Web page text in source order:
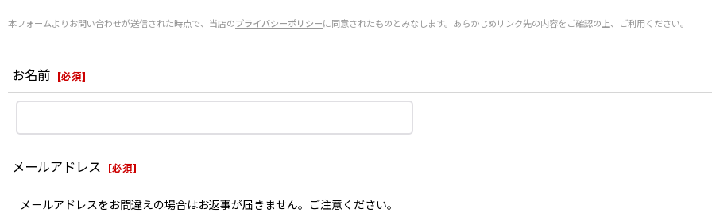
本フォームよりお問い合わせが送信された時点で、当店のプライバシーポリシーに同意されたものとみなします。あらかじめリンク先の内容をご確認の上、ご利用ください。
お名前 [必須]
メールアドレス [必須]
メールアドレスをお間違えの場合はお返事が届きません。ご注意ください。